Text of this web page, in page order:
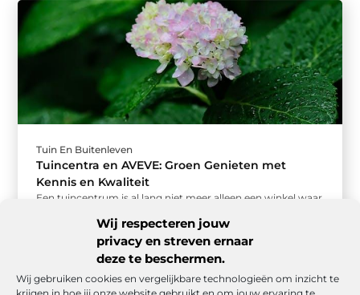
Wij respecteren jouw
privacy en streven ernaar
deze te beschermen.
Wij gebruiken cookies en vergelijkbare technologieën om inzicht te
Tuin En Buitenleven
Tuincentra en AVEVE: Groen Genieten met
Kennis en Kwaliteit
Een tuincentrum is al lang niet meer alleen een winkel waar